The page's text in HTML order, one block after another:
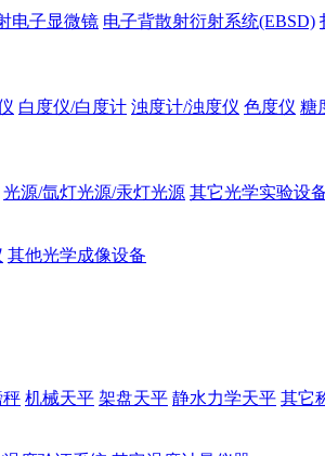
电子显微镜 电子背散射衍射系统(EBSD)
白度仪/白度计 浊度计/浊度仪 色度仪 糖
光源/氙灯光源/汞灯光源 其它光学实验设
其他光学成像设备
秤 机械天平 架盘天平 静水力学天平 其它